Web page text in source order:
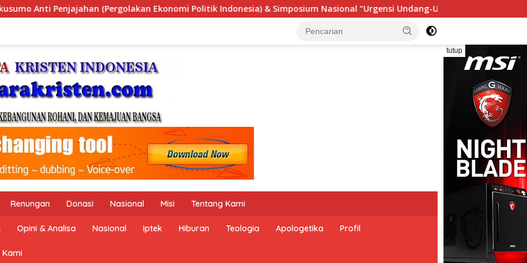
Indonesia) & Simposium Nasional “Urgensi Undang-Undang Perekonomian Nasional dan Kesejahteraan Sosial dalam
tutup
Renungan Donasi Nasional Misi Tentang Kami
Opini & Analisa Nasional Iptek Hiburan Teologia Apologetika Profil
Kami